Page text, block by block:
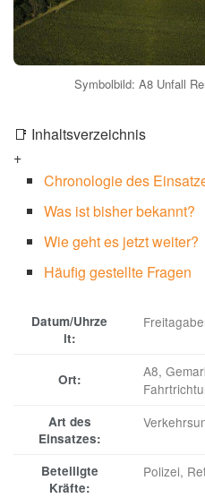
Symbolbild: A8 Unfall
📑 Inhaltsverzeichnis
+
Chronologie des
Was ist bisher bekannt?
Wie geht es jetzt weiter?
Häufig gestellte Fragen
Datum/Uhrze
it:
Ort:
A8,
Art des
Einsatzes:
Beteiligte
Kräfte:
Polizei,